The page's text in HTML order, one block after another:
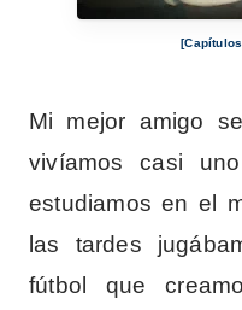
Mi mejor amigo
vivíamos casi
estudiamos en el
las tardes
fútbol que